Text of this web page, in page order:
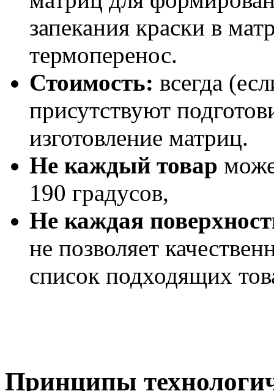
запекания краски в
термоперенос.
Стоимость: всегда
присутствуют
изготовление матриц.
Не каждый товар
190 градусов,
Не каждая
не позволяет
список подходящих
Принципы